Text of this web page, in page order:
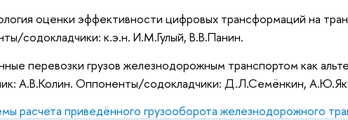
оценки эффективности цифровых трансформаций на
содокладчики: к.э.н. И.М.Гулый, В.В.Панин.
перевозки грузов железнодорожным транспортом как
А.В.Колин. Оппоненты/содокладчики: Д.Л.Семёнкин,
расчета приведённого грузооборота железнодорожного